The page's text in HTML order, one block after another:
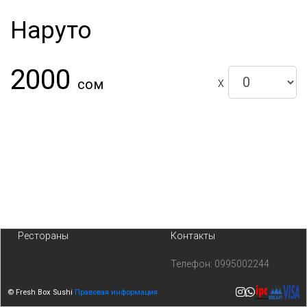
Наруто
2000 сом X
Рестораны Контакты
Телефон: 0995002244
© Fresh Box Sushi Правовая информация